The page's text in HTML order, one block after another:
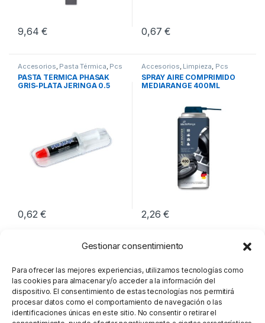
Gestionar consentimiento
Para ofrecer las mejores experiencias, utilizamos tecnologías como
las cookies para almacenar y/o acceder a la información del
dispositivo. El consentimiento de estas tecnologías nos permitirá
procesar datos como el comportamiento de navegación o las
identificaciones únicas en este sitio. No consentir o retirar el
9,64€ 0,67€
Accesorios, Pasta Térmica, Pcs
Integración
PASTA TÉRMICA PHASAK
GRIS-PLATA JERINGA 0.5
0,62€
Accesorios, Limpieza, Pcs
Integración
SPRAY AIRE COMPRIMIDO
MEDIARANGE 400ML
2,26€